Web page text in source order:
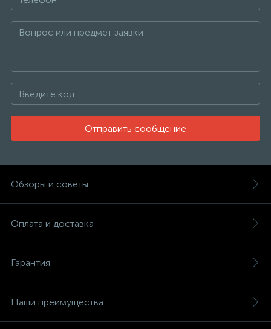
Отправить сообщение
Обзоры и советы
Оплата и доставка
Гарантия
Наши преимущества